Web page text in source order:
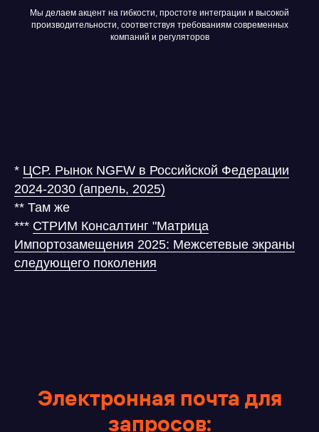
Мы делаем акцент на гибкости, простоте интеграции и высокой
производительности, соответствуя требованиям современных
компаний и регуляторов
* ЦСР. Рынок NGFW в Российской Федерации
2024-2030 (апрель, 2025)
** Там же
*** СТРИМ Консалтинг "Матрица
Импортозамещения 2025: Межсетевые экраны
следующего поколения
Электронная почта для
запросов: